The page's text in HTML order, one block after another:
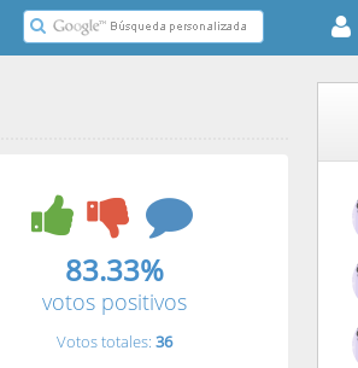
83.33%
votos positivos
Votos totales: 36